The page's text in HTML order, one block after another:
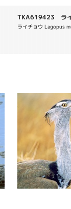
TKA619423 ラ
ライチョウ Lagopus